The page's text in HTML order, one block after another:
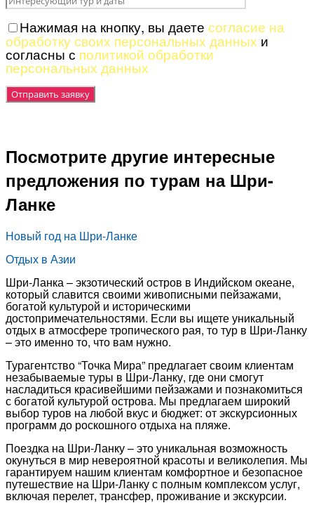
Нажимая на кнопку, вы даете согласие на
обработку своих персональных данных и
согласны с политикой обработки
персональных данных
Посмотрите другие интересные
предложения по турам на Шри-
Ланке
Новый год на Шри-Ланке
Отдых в Азии
Шри-Ланка – экзотический остров в Индийском океане,
который славится своими живописными пейзажами,
богатой культурой и историческими
достопримечательностями. Если вы ищете уникальный
отдых в атмосфере тропического рая, то тур в Шри-Ланку
– это именно то, что вам нужно.
Турагентство “Точка Мира” предлагает своим клиентам
незабываемые туры в Шри-Ланку, где они смогут
насладиться красивейшими пейзажами и познакомиться
с богатой культурой острова. Мы предлагаем широкий
выбор туров на любой вкус и бюджет: от экскурсионных
программ до роскошного отдыха на пляже.
Поездка на Шри-Ланку – это уникальная возможность
окунуться в мир невероятной красоты и великолепия. Мы
гарантируем нашим клиентам комфортное и безопасное
путешествие на Шри-Ланку с полным комплексом услуг,
включая перелет, трансфер, проживание и экскурсии.